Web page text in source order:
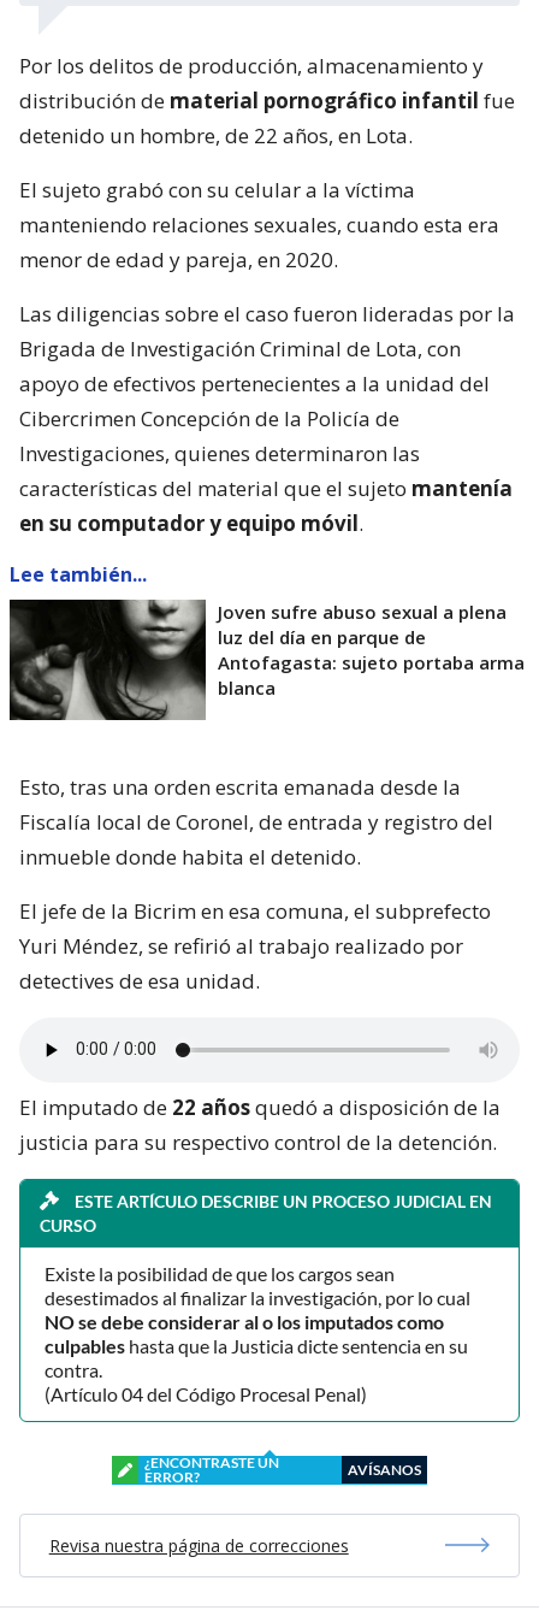
Por los delitos de producción, almacenamiento y
distribución de material pornográfico infantil fue
detenido un hombre, de 22 años, en Lota.
El sujeto grabó con su celular a la víctima
manteniendo relaciones sexuales, cuando esta era
menor de edad y pareja, en 2020.
Las diligencias sobre el caso fueron lideradas por la
Brigada de Investigación Criminal de Lota, con
apoyo de efectivos pertenecientes a la unidad del
Cibercrimen Concepción de la Policía de
Investigaciones, quienes determinaron las
características del material que el sujeto mantenía
en su computador y equipo móvil.
Lee también...
Joven sufre abuso sexual a plena
luz del día en parque de
Antofagasta: sujeto portaba arma
blanca
Esto, tras una orden escrita emanada desde la
Fiscalía local de Coronel, de entrada y registro del
inmueble donde habita el detenido.
El jefe de la Bicrim en esa comuna, el subprefecto
Yuri Méndez, se refirió al trabajo realizado por
detectives de esa unidad.
El imputado de 22 añosquedó a disposición de la
justicia para su respectivo control de la detención.
ESTE ARTÍCULO DESCRIBE UN PROCESO JUDICIAL EN
CURSO
Existe la posibilidad de que los cargos sean
desestimados al finalizar la investigación, por lo cual
NO se debe considerar al o los imputados como
culpables hasta que la Justicia dicte sentencia en su
contra.
(Artículo 04 del Código Procesal Penal)
¿ENCONTRASTE UN
ERROR?
AVÍSANOS
Revisa nuestra página de correcciones